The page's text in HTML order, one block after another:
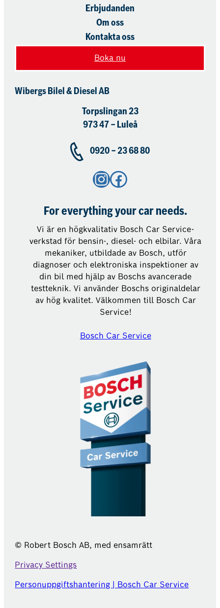
Erbjudanden
Om oss
Kontakta oss
Boka nu
Wibergs Bilel & Diesel AB
Torpslingan 23
973 47 – Luleå
0920 – 23 68 80
Instagram Facebook
For everything your car needs.
Vi är en högkvalitativ Bosch Car Service-
verkstad för bensin-, diesel- och elbilar. Våra
mekaniker, utbildade av Bosch, utför
diagnoser och elektroniska inspektioner av
din bil med hjälp av Boschs avancerade
testteknik. Vi använder Boschs originaldelar
av hög kvalitet. Välkommen till Bosch Car
Service!
Bosch Car Service
© Robert Bosch AB, med ensamrätt
Privacy Settings
Personuppgiftshantering | Bosch Car Service